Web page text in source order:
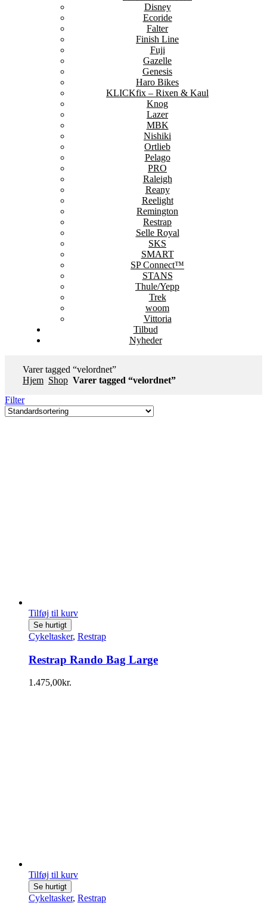
Disney
Ecoride
Falter
Finish Line
Fuji
Gazelle
Genesis
Haro Bikes
KLICKfix – Rixen & Kaul
Knog
Lazer
MBK
Nishiki
Ortlieb
Pelago
PRO
Raleigh
Reany
Reelight
Remington
Restrap
Selle Royal
SKS
SMART
SP Connect™
STANS
Thule/Yepp
Trek
woom
Vittoria
Tilbud
Nyheder
Varer tagged “velordnet”
Hjem Shop Varer tagged “velordnet”
Filter
Tilføj til kurv
Se hurtigt
Cykeltasker, Restrap
Restrap Rando Bag Large
1.475,00kr.
Tilføj til kurv
Se hurtigt
Cykeltasker, Restrap